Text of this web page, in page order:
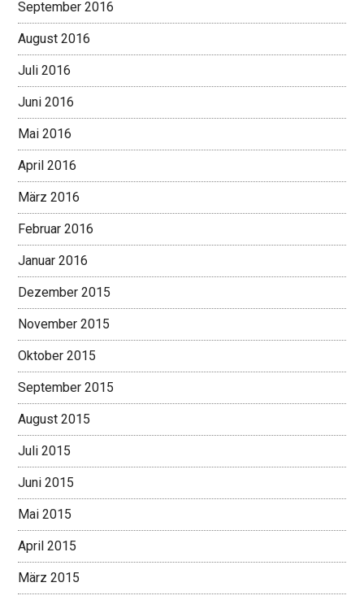
September 2016
August 2016
Juli 2016
Juni 2016
Mai 2016
April 2016
März 2016
Februar 2016
Januar 2016
Dezember 2015
November 2015
Oktober 2015
September 2015
August 2015
Juli 2015
Juni 2015
Mai 2015
April 2015
März 2015